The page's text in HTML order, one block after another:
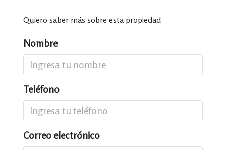
Quiero saber más sobre esta propiedad
Nombre
Teléfono
Correo electrónico